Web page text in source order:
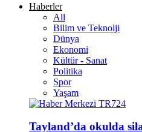
Haberler
All
Bilim ve Teknolji
Dünya
Ekonomi
Kültür - Sanat
Politika
Spor
Yaşam
Tayland’da okulda